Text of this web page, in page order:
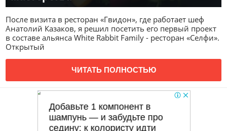
После визита в ресторан «Гвидон», где работает шеф
Анатолий Казаков, я решил посетить его первый проект
в составе альянса White Rabbit Family - ресторан «Селфи».
Открытый
ЧИТАТЬ ПОЛНОСТЬЮ